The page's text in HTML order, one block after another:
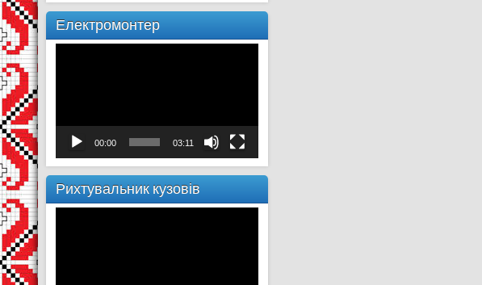
Електромонтер
00:00 03:11
Рихтувальник кузовів